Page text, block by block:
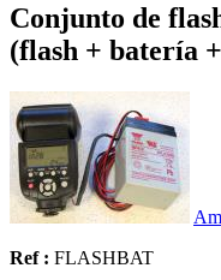
Conjunto de
(flash + batería
Ref : FLASHBAT